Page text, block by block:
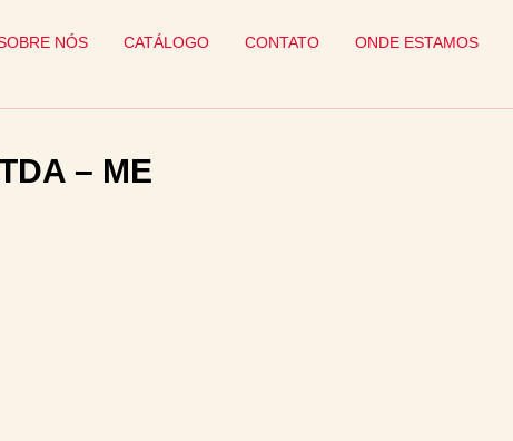
NÓS CATÁLOGO CONTATO ONDE ESTAMOS
– ME